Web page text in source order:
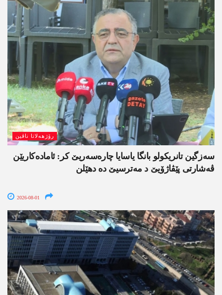
رۆژھەلاتا ناڤین
سەزگین تانریکولو بانگا یاسایا چارەسەریێ کر: ئامادەکاریێن
ڤەشارتی پێڤاژۆیێ د مەترسیێ دە دھێلن
2026-08-01